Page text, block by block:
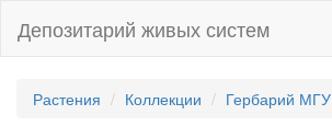
Депозитарий живых систем
Растения Коллекции Гербарий МГУ